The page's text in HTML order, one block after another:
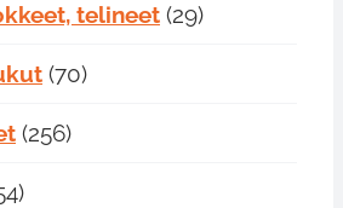
telineet (29)
(70)
(256)